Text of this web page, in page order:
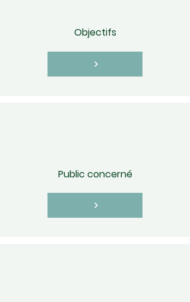
Objectifs
Public concerné